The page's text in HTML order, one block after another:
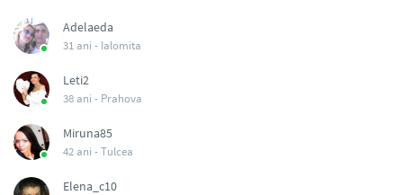
Adelaeda
31 ani - Ialomita
Leti2
38 ani - Prahova
Miruna85
42 ani -Tulcea
Elena_c10